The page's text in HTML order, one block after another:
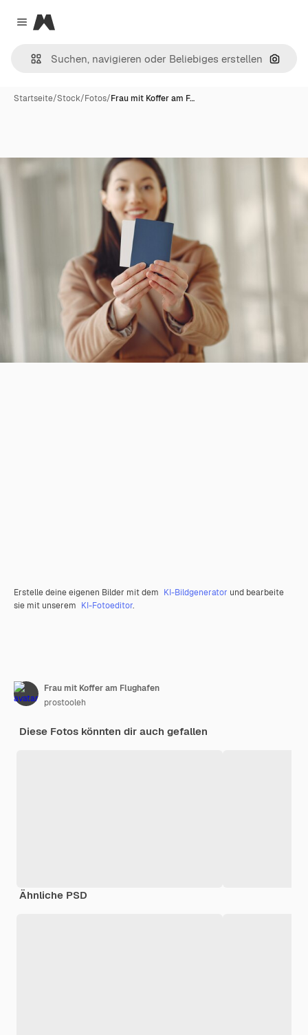
Close menu
Magnific
Nach
Startseite/Stock/Fotos/Frau mit Koffer am F…
Erstelle deine eigenen Bilder mit dem KI-Bildgenerator und bearbeite
sie mit unserem KI-Fotoeditor.
Frau mit Koffer am Flughafen
prostooleh
Diese Fotos könnten dir auch gefallen
Ähnliche PSD